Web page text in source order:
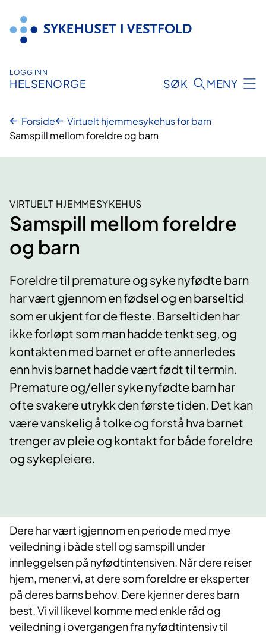
innhold
LOGG INN
HELSENORGE SØK MENY
Forside
Virtuelt hjemmesykehus for barn
Samspill mellom foreldre og barn
VIRTUELT HJEMMESYKEHUS
Samspill mellom foreldre
og barn
Foreldre til premature og syke nyfødte barn
har vært gjennom en fødsel og en barseltid
som er ukjent for de fleste. Barseltiden har
ikke forløpt som man hadde tenkt seg, og
kontakten med barnet er ofte annerledes
enn hvis barnet hadde vært født til termin.
Premature og/eller syke nyfødte barn har
ofte svakere utrykk den første tiden. Det kan
være vanskelig å tolke og forstå hva barnet
trenger av pleie og kontakt for både foreldre
og sykepleiere.
Dere har vært igjennom en periode med mye
veiledning i både stell og samspill under
innleggelsen på nyfødtintensiven. Når dere reiser
hjem, mener vi, at dere som foreldre er eksperter
på deres barns behov. Dere kjenner deres barn
best. Vi vil likevel komme med enkle råd og
veiledning i overgangen fra nyfødtintensiv til